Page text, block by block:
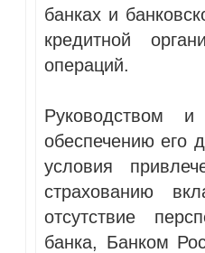
банках и
кредитной
операций.
Руководством
обеспечению его
условия
страхованию
отсутствие
банка, Банком